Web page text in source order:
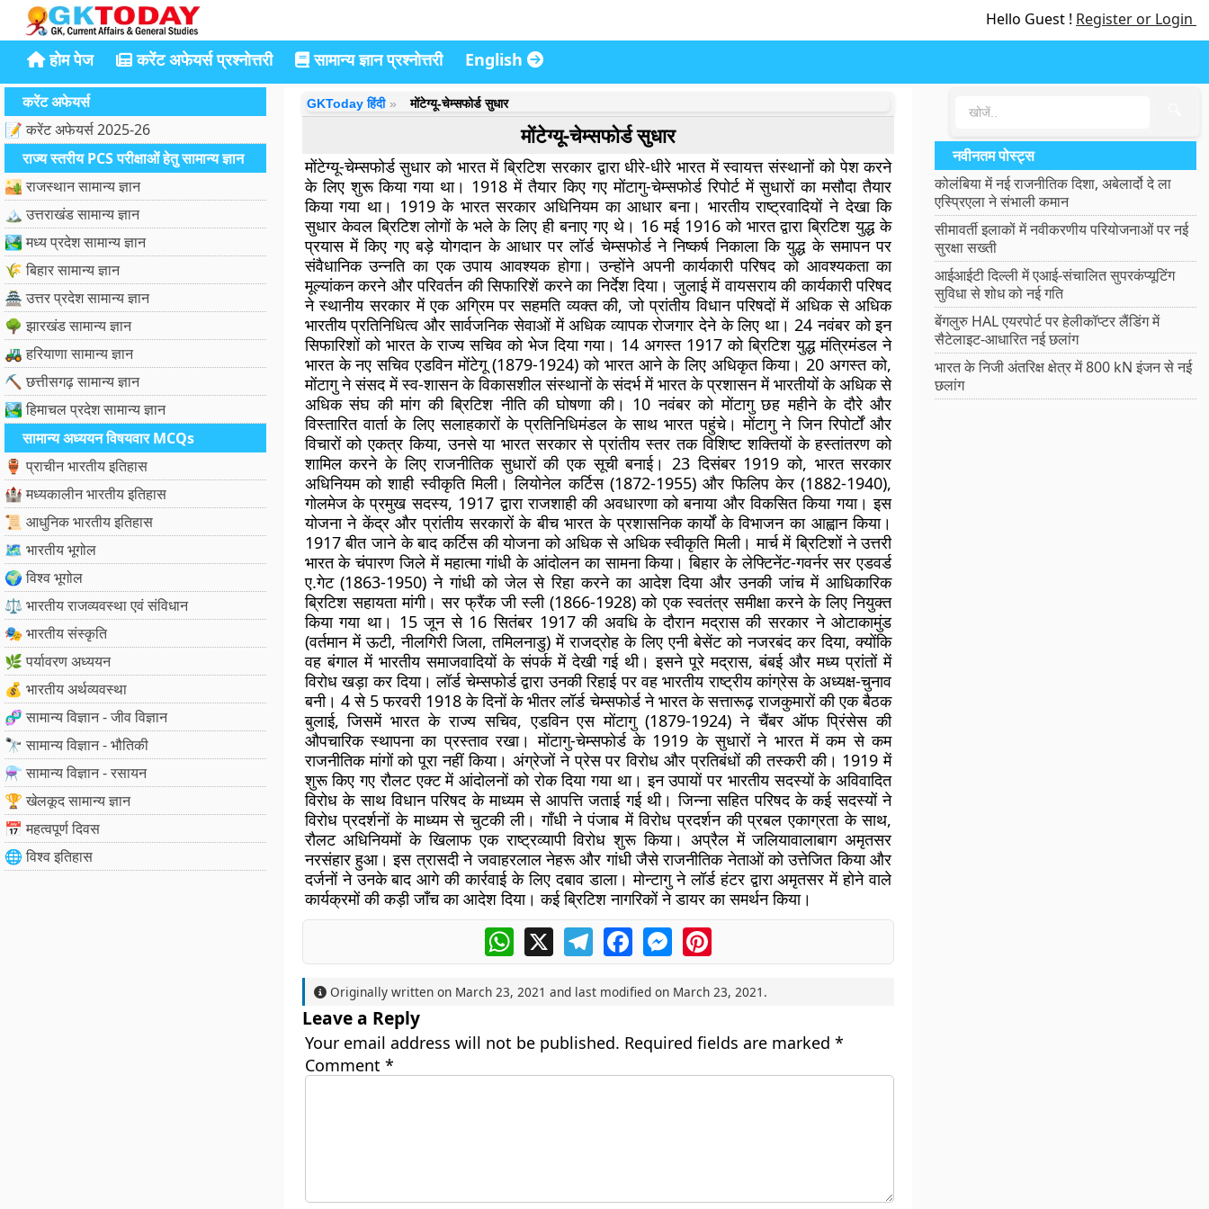
Hello Guest ! Register or Login
होम पेज करेंट अफेयर्स प्रश्नोत्तरी सामान्य ज्ञान प्रश्नोत्तरी English
करेंट अफेयर्स
📝 करेंट अफेयर्स 2025-26
राज्य स्तरीय PCS परीक्षाओं हेतु सामान्य ज्ञान
🏜️ राजस्थान सामान्य ज्ञान
🏔️ उत्तराखंड सामान्य ज्ञान
🏞️ मध्य प्रदेश सामान्य ज्ञान
🌾 बिहार सामान्य ज्ञान
🏯 उत्तर प्रदेश सामान्य ज्ञान
🌳 झारखंड सामान्य ज्ञान
🚜 हरियाणा सामान्य ज्ञान
⛏️ छत्तीसगढ़ सामान्य ज्ञान
🏞️ हिमाचल प्रदेश सामान्य ज्ञान
सामान्य अध्ययन विषयवार MCQs
🏺 प्राचीन भारतीय इतिहास
🏰 मध्यकालीन भारतीय इतिहास
📜 आधुनिक भारतीय इतिहास
🗺️ भारतीय भूगोल
🌍 विश्व भूगोल
⚖️ भारतीय राजव्यवस्था एवं संविधान
🎭 भारतीय संस्कृति
🌿 पर्यावरण अध्ययन
💰 भारतीय अर्थव्यवस्था
🧬 सामान्य विज्ञान - जीव विज्ञान
🔭 सामान्य विज्ञान - भौतिकी
⚗️ सामान्य विज्ञान - रसायन
🏆 खेलकूद सामान्य ज्ञान
📅 महत्वपूर्ण दिवस
🌐 विश्व इतिहास
GKToday हिंदी मोंटेग्यू-चेम्सफोर्ड सुधार
मोंटेग्यू-चेम्सफोर्ड सुधार
मोंटेग्यू-चेम्सफोर्ड सुधार को भारत में ब्रिटिश सरकार द्वारा धीरे-धीरे भारत में स्वायत्त संस्थानों को पेश करने
के लिए शुरू किया गया था। 1918 में तैयार किए गए मोंटागु-चेम्सफोर्ड रिपोर्ट में सुधारों का मसौदा तैयार
किया गया था। 1919 के भारत सरकार अधिनियम का आधार बना। भारतीय राष्ट्रवादियों ने देखा कि
सुधार केवल ब्रिटिश लोगों के भले के लिए ही बनाए गए थे। 16 मई 1916 को भारत द्वारा ब्रिटिश युद्ध के
प्रयास में किए गए बड़े योगदान के आधार पर लॉर्ड चेम्सफोर्ड ने निष्कर्ष निकाला कि युद्ध के समापन पर
संवैधानिक उन्नति का एक उपाय आवश्यक होगा। उन्होंने अपनी कार्यकारी परिषद को आवश्यकता का
मूल्यांकन करने और परिवर्तन की सिफारिशें करने का निर्देश दिया। जुलाई में वायसराय की कार्यकारी परिषद
ने स्थानीय सरकार में एक अग्रिम पर सहमति व्यक्त की, जो प्रांतीय विधान परिषदों में अधिक से अधिक
भारतीय प्रतिनिधित्व और सार्वजनिक सेवाओं में अधिक व्यापक रोजगार देने के लिए था। 24 नवंबर को इन
सिफारिशों को भारत के राज्य सचिव को भेज दिया गया। 14 अगस्त 1917 को ब्रिटिश युद्ध मंत्रिमंडल ने
भारत के नए सचिव एडविन मोंटेगू (1879-1924) को भारत आने के लिए अधिकृत किया। 20 अगस्त को,
मोंटागु ने संसद में स्व-शासन के विकासशील संस्थानों के संदर्भ में भारत के प्रशासन में भारतीयों के अधिक से
अधिक संघ की मांग की ब्रिटिश नीति की घोषणा की। 10 नवंबर को मोंटागु छह महीने के दौरे और
विस्तारित वार्ता के लिए सलाहकारों के प्रतिनिधिमंडल के साथ भारत पहुंचे। मोंटागु ने जिन रिपोर्टों और
विचारों को एकत्र किया, उनसे या भारत सरकार से प्रांतीय स्तर तक विशिष्ट शक्तियों के हस्तांतरण को
शामिल करने के लिए राजनीतिक सुधारों की एक सूची बनाई। 23 दिसंबर 1919 को, भारत सरकार
अधिनियम को शाही स्वीकृति मिली। लियोनेल कर्टिस (1872-1955) और फिलिप केर (1882-1940),
गोलमेज के प्रमुख सदस्य, 1917 द्वारा राजशाही की अवधारणा को बनाया और विकसित किया गया। इस
योजना ने केंद्र और प्रांतीय सरकारों के बीच भारत के प्रशासनिक कार्यों के विभाजन का आह्वान किया।
1917 बीत जाने के बाद कर्टिस की योजना को अधिक से अधिक स्वीकृति मिली। मार्च में ब्रिटिशों ने उत्तरी
भारत के चंपारण जिले में महात्मा गांधी के आंदोलन का सामना किया। बिहार के लेफ्टिनेंट-गवर्नर सर एडवर्ड
ए.गेट (1863-1950) ने गांधी को जेल से रिहा करने का आदेश दिया और उनकी जांच में आधिकारिक
ब्रिटिश सहायता मांगी। सर फ्रैंक जी स्ली (1866-1928) को एक स्वतंत्र समीक्षा करने के लिए नियुक्त
किया गया था। 15 जून से 16 सितंबर 1917 की अवधि के दौरान मद्रास की सरकार ने ओटाकामुंड
(वर्तमान में ऊटी, नीलगिरी जिला, तमिलनाडु) में राजद्रोह के लिए एनी बेसेंट को नजरबंद कर दिया, क्योंकि
वह बंगाल में भारतीय समाजवादियों के संपर्क में देखी गई थी। इसने पूरे मद्रास, बंबई और मध्य प्रांतों में
विरोध खड़ा कर दिया। लॉर्ड चेम्सफोर्ड द्वारा उनकी रिहाई पर वह भारतीय राष्ट्रीय कांग्रेस के अध्यक्ष-चुनाव
बनी। 4 से 5 फरवरी 1918 के दिनों के भीतर लॉर्ड चेम्सफोर्ड ने भारत के सत्तारूढ़ राजकुमारों की एक बैठक
बुलाई, जिसमें भारत के राज्य सचिव, एडविन एस मोंटागु (1879-1924) ने चैंबर ऑफ प्रिंसेस की
औपचारिक स्थापना का प्रस्ताव रखा। मोंटागु-चेम्सफोर्ड के 1919 के सुधारों ने भारत में कम से कम
राजनीतिक मांगों को पूरा नहीं किया। अंग्रेजों ने प्रेस पर विरोध और प्रतिबंधों की तस्करी की। 1919 में
शुरू किए गए रौलट एक्ट में आंदोलनों को रोक दिया गया था। इन उपायों पर भारतीय सदस्यों के अविवादित
विरोध के साथ विधान परिषद के माध्यम से आपत्ति जताई गई थी। जिन्ना सहित परिषद के कई सदस्यों ने
विरोध प्रदर्शनों के माध्यम से चुटकी ली। गाँधी ने पंजाब में विरोध प्रदर्शन की प्रबल एकाग्रता के साथ,
रौलट अधिनियमों के खिलाफ एक राष्ट्रव्यापी विरोध शुरू किया। अप्रैल में जलियावालाबाग अमृतसर
नरसंहार हुआ। इस त्रासदी ने जवाहरलाल नेहरू और गांधी जैसे राजनीतिक नेताओं को उत्तेजित किया और
दर्जनों ने उनके बाद आगे की कार्रवाई के लिए दबाव डाला। मोन्टागु ने लॉर्ड हंटर द्वारा अमृतसर में होने वाले
कार्यक्रमों की कड़ी जाँच का आदेश दिया। कई ब्रिटिश नागरिकों ने डायर का समर्थन किया।
WhatsApp
X TelegramFacebookMessengerPinterest
Originally written on March 23, 2021 and last modified on March 23, 2021 .
Leave a Reply
Your email address will not be published. Required fields are marked *
Comment *
नवीनतम पोस्ट्स
कोलंबिया में नई राजनीतिक दिशा, अबेलार्दो दे ला
एस्प्रिएला ने संभाली कमान
सीमावर्ती इलाकों में नवीकरणीय परियोजनाओं पर नई
सुरक्षा सख्ती
आईआईटी दिल्ली में एआई-संचालित सुपरकंप्यूटिंग
सुविधा से शोध को नई गति
बेंगलुरु HAL एयरपोर्ट पर हेलीकॉप्टर लैंडिंग में
सैटेलाइट-आधारित नई छलांग
भारत के निजी अंतरिक्ष क्षेत्र में 800 kN इंजन से नई
छलांग